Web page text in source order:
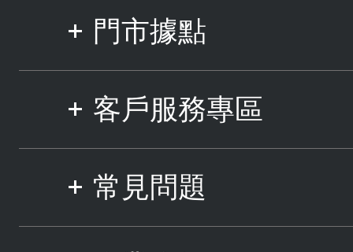
門市據點
客戶服務專區
常見問題